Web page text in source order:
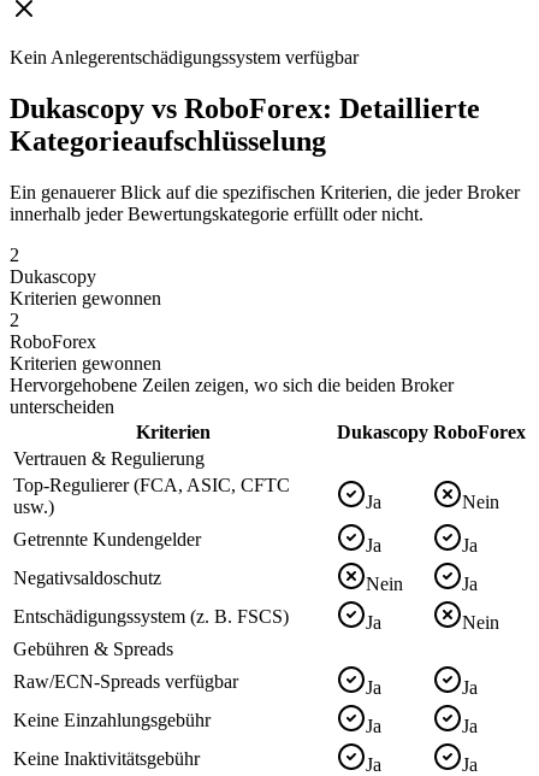
Kein Anlegerentschädigungssystem verfügbar
Dukascopy vs RoboForex: Detaillierte
Kategorieaufschlüsselung
Ein genauerer Blick auf die spezifischen Kriterien, die jeder Broker
innerhalb jeder Bewertungskategorie erfüllt oder nicht.
2
Dukascopy
Kriterien gewonnen
2
RoboForex
Kriterien gewonnen
Hervorgehobene Zeilen zeigen, wo sich die beiden Broker
unterscheiden
Kriterien
Dukascopy RoboForex
Vertrauen & Regulierung
Top-Regulierer (FCA, ASIC, CFTC
usw.)
Ja
Nein
Getrennte Kundengelder
Ja
Ja
Negativsaldoschutz
Nein
Ja
Entschädigungssystem (z. B. FSCS)
Ja
Nein
Gebühren & Spreads
Raw/ECN-Spreads verfügbar
Ja
Ja
Keine Einzahlungsgebühr
Ja
Ja
Keine Inaktivitätsgebühr
Ja
Ja